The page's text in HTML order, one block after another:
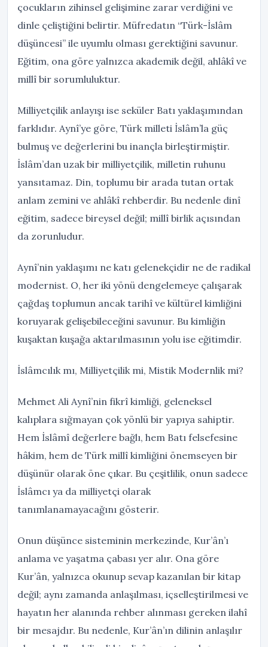
çocukların zihinsel gelişimine zarar verdiğini ve
dinle çeliştiğini belirtir. Müfredatın “Türk-İslâm
düşüncesi” ile uyumlu olması gerektiğini savunur.
Eğitim, ona göre yalnızca akademik değil, ahlâkî ve
millî bir sorumluluktur.
Milliyetçilik anlayışı ise seküler Batı yaklaşımından
farklıdır. Aynî’ye göre, Türk milleti İslâm’la güç
bulmuş ve değerlerini bu inançla birleştirmiştir.
İslâm’dan uzak bir milliyetçilik, milletin ruhunu
yansıtamaz. Din, toplumu bir arada tutan ortak
anlam zemini ve ahlâkî rehberdir. Bu nedenle dinî
eğitim, sadece bireysel değil; millî birlik açısından
da zorunludur.
Aynî’nin yaklaşımı ne katı gelenekçidir ne de radikal
modernist. O, her iki yönü dengelemeye çalışarak
çağdaş toplumun ancak tarihî ve kültürel kimliğini
koruyarak gelişebileceğini savunur. Bu kimliğin
kuşaktan kuşağa aktarılmasının yolu ise eğitimdir.
İslâmcılık mı, Milliyetçilik mi, Mistik Modernlik mi?
Mehmet Ali Aynî’nin fikrî kimliği, geleneksel
kalıplara sığmayan çok yönlü bir yapıya sahiptir.
Hem İslâmî değerlere bağlı, hem Batı felsefesine
hâkim, hem de Türk millî kimliğini önemseyen bir
düşünür olarak öne çıkar. Bu çeşitlilik, onun sadece
İslâmcı ya da milliyetçi olarak
tanımlanamayacağını gösterir.
Onun düşünce sisteminin merkezinde, Kur’ân’ı
anlama ve yaşatma çabası yer alır. Ona göre
Kur’ân, yalnızca okunup sevap kazanılan bir kitap
değil; aynı zamanda anlaşılması, içselleştirilmesi ve
hayatın her alanında rehber alınması gereken ilahî
bir mesajdır. Bu nedenle, Kur’ân’ın dilinin anlaşılır